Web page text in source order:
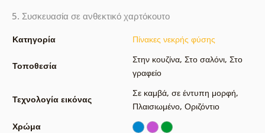
5. Συσκευασία σε ανθεκτικό χαρτόκουτο
Κατηγορία Πίνακες νεκρής φύσης
Τοποθεσία
Στην κουζίνα, Στο σαλόνι, Στο
γραφείο
Τεχνολογία εικόνας
Σε καμβά, σε έντυπη μορφή,
Πλαισιωμένο, Οριζόντιο
Χρώμα